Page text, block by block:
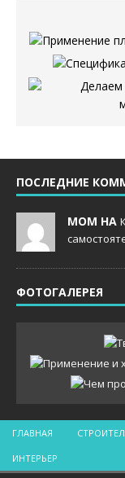
ПОСЛЕДНИЕ
MOM НА
ФОТОГАЛЕРЕЯ
ГЛАВНАЯ
ИНТЕРЬЕР